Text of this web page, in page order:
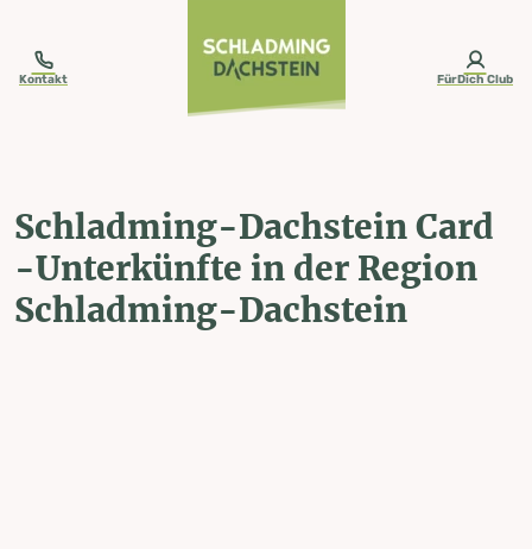
Kontakt FürDich Club
Schladming-Dachstein Card
-Unterkünfte in der Region
Schladming-Dachstein